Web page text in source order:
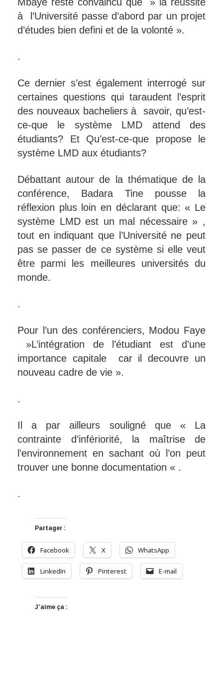
à l’Université passe d’abord par un projet
d’études bien defini et de la volonté ».
.
Ce dernier s’est également interrogé sur
certaines questions qui taraudent l’esprit
des nouveaux bacheliers à savoir, qu’est-
ce-que le système LMD attend des
étudiants? Et Qu’est-ce-que propose le
système LMD aux étudiants?
Débattant autour de la thématique de la
conférence, Badara Tine pousse la
réflexion plus loin en déclarant que: « Le
système LMD est un mal nécessaire » ,
tout en indiquant que l’Université ne peut
pas se passer de ce système si elle veut
être parmi les meilleures universités du
monde.
.
Pour l’un des conférenciers, Modou Faye
»L’intégration de l’étudiant est d’une
importance capitale car il decouvre un
nouveau cadre de vie ».
.
Il a par ailleurs souligné que « La
contrainte d’infériorité, la maîtrise de
l’environnement en sachant où l’on peut
trouver une bonne documentation « .
.
Partager :
Facebook X WhatsApp
LinkedIn Pinterest E-mail
J’aime ça :